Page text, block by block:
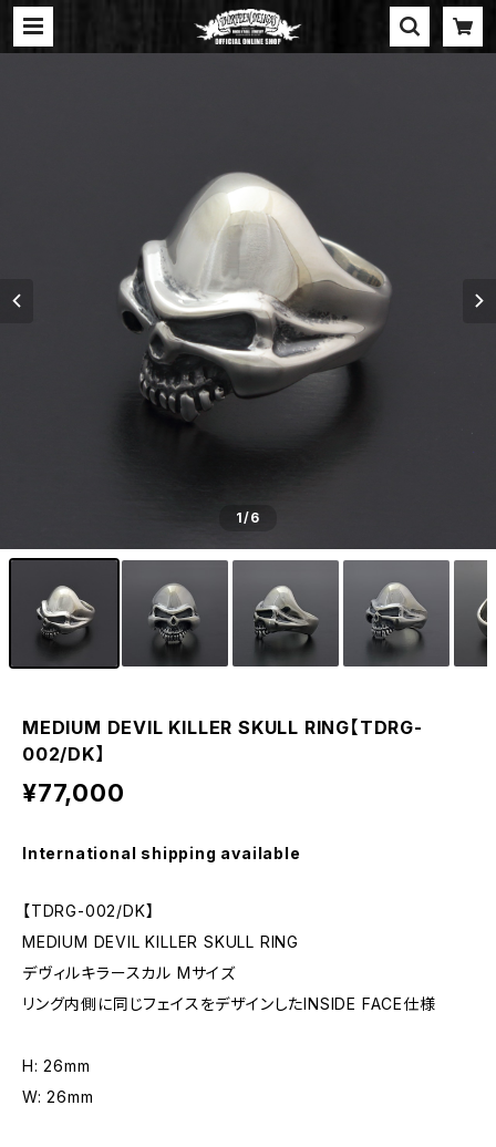
1/6
MEDIUM DEVIL KILLER SKULL RING【TDRG-
002/DK】
¥77,000
International shipping available
【TDRG-002/DK】
MEDIUM DEVIL KILLER SKULL RING
デヴィルキラースカル Mサイズ
リング内側に同じフェイスをデザインしたINSIDE FACE仕様
H: 26mm
W: 26mm